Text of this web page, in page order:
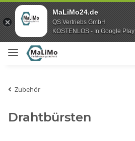
MaLiMo24.de
QS Vertriebs GmbH
KOSTENLOS - In Google Play
Zubehör
Drahtbürsten